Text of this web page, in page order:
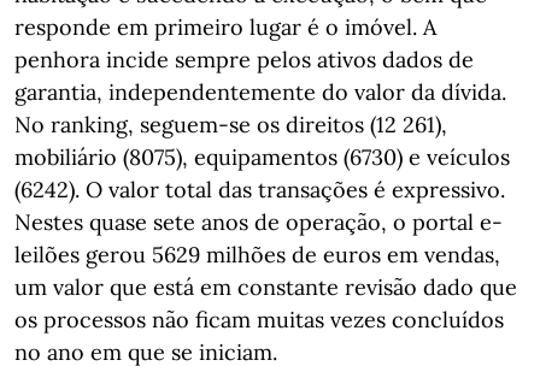
responde em primeiro lugar é o imóvel. A
penhora incide sempre pelos ativos dados de
garantia, independentemente do valor da dívida.
No ranking, seguem-se os direitos (12 261),
mobiliário (8075), equipamentos (6730) e veículos
(6242). O valor total das transações é expressivo.
Nestes quase sete anos de operação, o portal e-
leilões gerou 5629 milhões de euros em vendas,
um valor que está em constante revisão dado que
os processos não ficam muitas vezes concluídos
no ano em que se iniciam.